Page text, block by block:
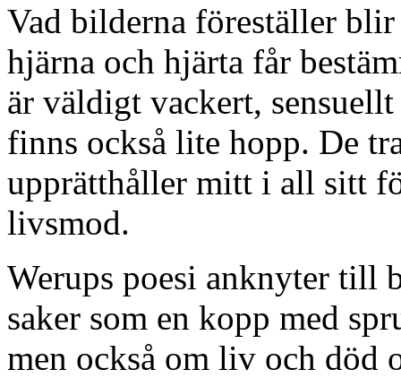
Vad bilderna föreställer
hjärna och hjärta får
är väldigt vackert,
finns också lite hopp. De
upprätthåller mitt i all sitt
livsmod.
Werups poesi anknyter till
saker som en kopp med
men också om liv och död